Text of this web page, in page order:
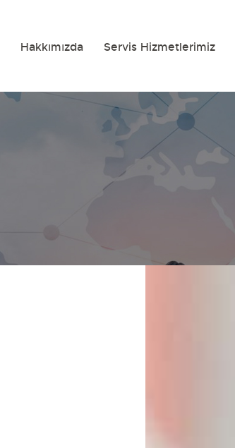
Hakkımızda Servis Hizmetlerimiz